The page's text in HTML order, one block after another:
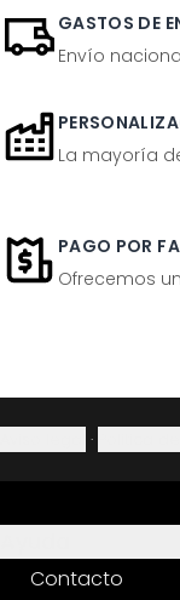
GASTOS DE
Envío
La mayoría
PAGO POR
Ofrecemos
·
Contacto